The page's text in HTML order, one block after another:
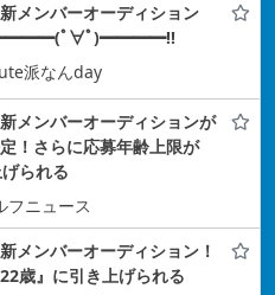
新メンバーオーディション
ﾀ━━━━(ﾟ∀ﾟ)━━━━!!
派なんday
新メンバーオーディションが
！さらに応募年齢上限が
られる
フニュース
メンバーオーディション！
歳』に引き上げられる